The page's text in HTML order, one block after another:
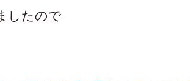
したので